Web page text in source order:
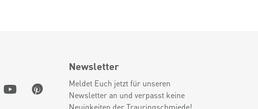
Newsletter
Meldet Euch jetzt für unseren
Newsletter an und verpasst keine
Neuigkeiten der Trauringschmiede!